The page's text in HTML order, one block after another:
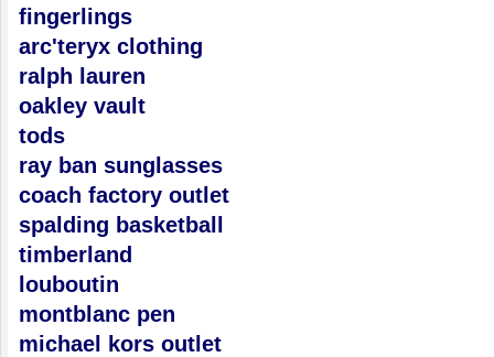
fingerlings
arc'teryx clothing
ralph lauren
oakley vault
tods
ray ban sunglasses
coach factory outlet
spalding basketball
timberland
louboutin
montblanc pen
michael kors outlet